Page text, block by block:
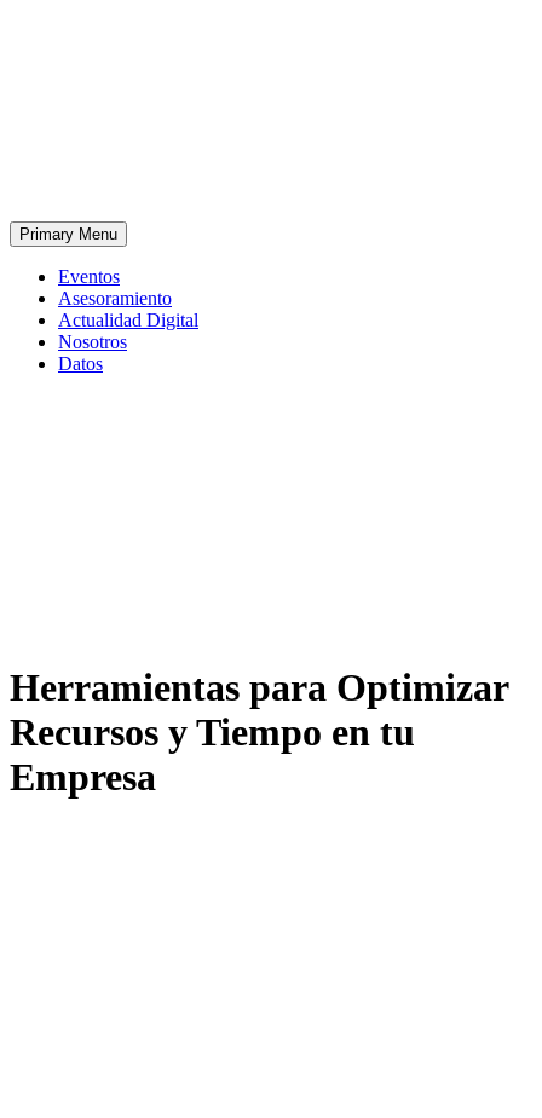
Primary Menu
Eventos
Asesoramiento
Actualidad Digital
Nosotros
Datos
Herramientas para Optimizar
Recursos y Tiempo en tu
Empresa